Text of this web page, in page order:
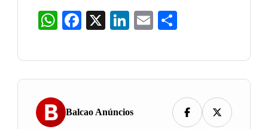
WhatsAppFacebook LinkedIn
Email
Balcao Anúncios